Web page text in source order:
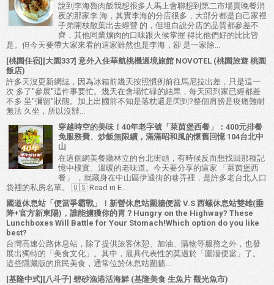
說到李海魯肉飯我想很多人馬上會聯想到第二市場賣晚餐消
夜的那家李 海，其實李海的分店很多，大部分都是自己家裡
子弟開枝散葉出去經營 的，但坦白說分店的品質都參差不
齊，其他同業爌肉的口味跟火候掌握 得比他們好的比比皆
是。但今天要帶大家來看的這家雖然也是李海，卻 是一家除...
[桃園住宿][大園337] 意外入住華航桃機過境旅館 NOVOTEL (桃園旅遊 桃園
飯店)
許多天沒更新網誌，因為冰箱前幾天按照慣例前往馬尼拉出差，只是這一
次 多了"參展"這件事要忙。幾天在會場忙碌的結果，每天回到家已經都差
不多 呈"彌留"狀態。加上出國前不知是落枕還是閃到?整個肩膀是痠痛難耐
無法 久坐，所以沒辦...
穿越時空的美味！40年老字號「萊茵堡西餐」：400元排餐
免服務費、炒飯無限續，滿滿昭和風的懷舊回憶 104台北中
山
在這個網美餐廳林立的台北街頭，有時候反而想找回那種記
憶中樸實、溫暖的老味道。今天要分享的這家 「萊茵堡西
餐」 ，就藏身在中山區伊通街的巷弄裡，是許多老台北人口
袋裡的私房名單。 🇺🇸 Read in E...
國道休息站「便當爭霸戰」！新營休息站圍牆便當 V.S 西螺休息站雙雄(垂
降+官方新東陽)，誰能擄獲你的胃？Hungry on the Highway? These
Lunchboxes Will Battle for Your Stomach!Which option do you like
best?
台灣高速公路休息站，除了提供旅客休憩、加油、購物等服務之外，也發
展出獨特的「美食文化」。其中，最具代表性的莫過於「圍牆便當」了。
這些隱藏版的庶民美食，通常位於休息站圍牆...
[基隆中式][八斗子] 碧砂漁港活海鮮 (基隆美食 生魚片 觀光魚市)